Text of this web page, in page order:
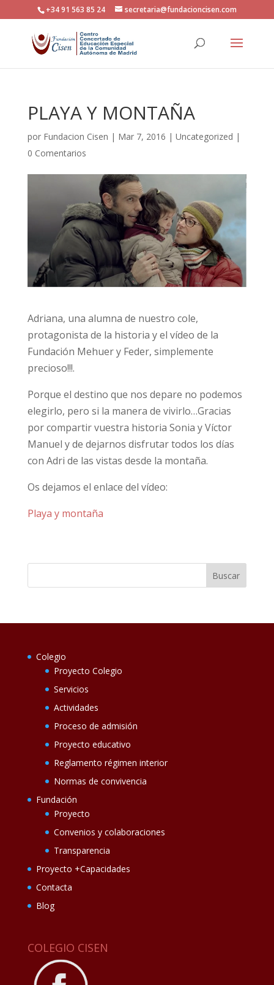
+34 91 563 85 24 secretaria@fundacioncisen.com
PLAYA Y MONTAÑA
por Fundacion Cisen | Mar 7, 2016 | Uncategorized |
0 Comentarios
Adriana, una alumna de nuestro cole,
protagonista de la historia y el vídeo de la
Fundación Mehuer y Feder, simplemente
precioso!!!.
Porque el destino que nos depare no podemos
elegirlo, pero si la manera de vivirlo…Gracias
por compartir vuestra historia Sonia y Víctor
Manuel y de dejarnos disfrutar todos los días
con Adri de las vistas desde la montaña.
Os dejamos el enlace del vídeo:
Playa y montaña
Colegio
Proyecto Colegio
Servicios
Actividades
Proceso de admisión
Proyecto educativo
Reglamento régimen interior
Normas de convivencia
Fundación
Proyecto
Convenios y colaboraciones
Transparencia
Proyecto +Capacidades
Contacta
Blog
COLEGIO CISEN